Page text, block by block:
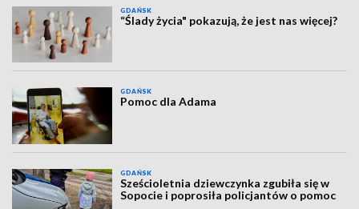
GDAŃSK
“Ślady życia" pokazują, że jest nas więcej?
GDAŃSK
Pomoc dla Adama
GDAŃSK
Sześcioletnia dziewczynka zgubiła się w
Sopocie i poprosiła policjantów o pomoc